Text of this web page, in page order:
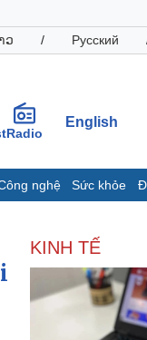
ວ / Русский
Radio
English
nghệ Sức khỏe
sảnKINH TẾ